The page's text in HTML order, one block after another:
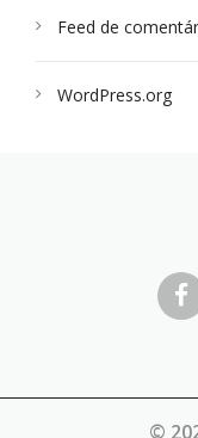
Feed de
WordPress.org
©